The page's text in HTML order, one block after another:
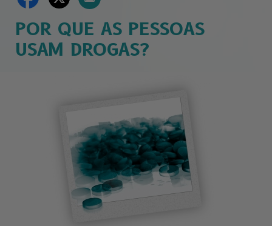
POR QUE AS PESSOAS
USAM DROGAS?